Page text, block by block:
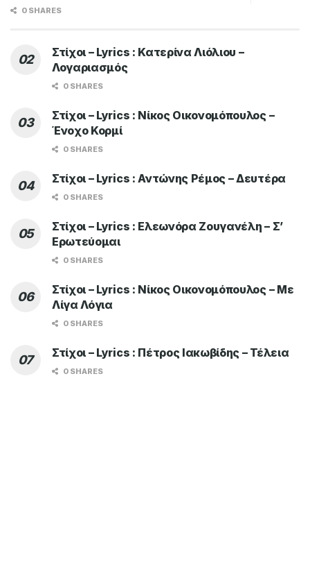
0 SHARES
Στίχοι – Lyrics : Κατερίνα Λιόλιου –
Λογαριασμός
0 SHARES
Στίχοι – Lyrics : Νίκος Οικονομόπουλος –
Ένοχο Κορμί
0 SHARES
Στίχοι – Lyrics : Αντώνης Ρέμος – Δευτέρα
0 SHARES
Στίχοι – Lyrics : Ελεωνόρα Ζουγανέλη – Σ’
Ερωτεύομαι
0 SHARES
Στίχοι – Lyrics : Νίκος Οικονομόπουλος – Με
Λίγα Λόγια
0 SHARES
Στίχοι – Lyrics : Πέτρος Ιακωβίδης – Τέλεια
0 SHARES